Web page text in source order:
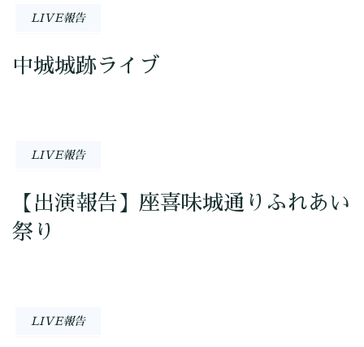
LIVE報告
中城城跡ライブ
LIVE報告
【出演報告】座喜味城通りふれあい
祭り
LIVE報告